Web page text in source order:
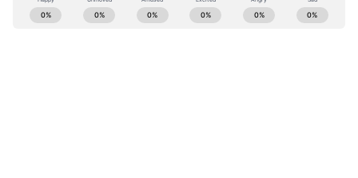
ಕರ್ನಾಟಕ, ಭಾರತ ( India News) ಮತ್ತು ಜಗತ್ತಿನ